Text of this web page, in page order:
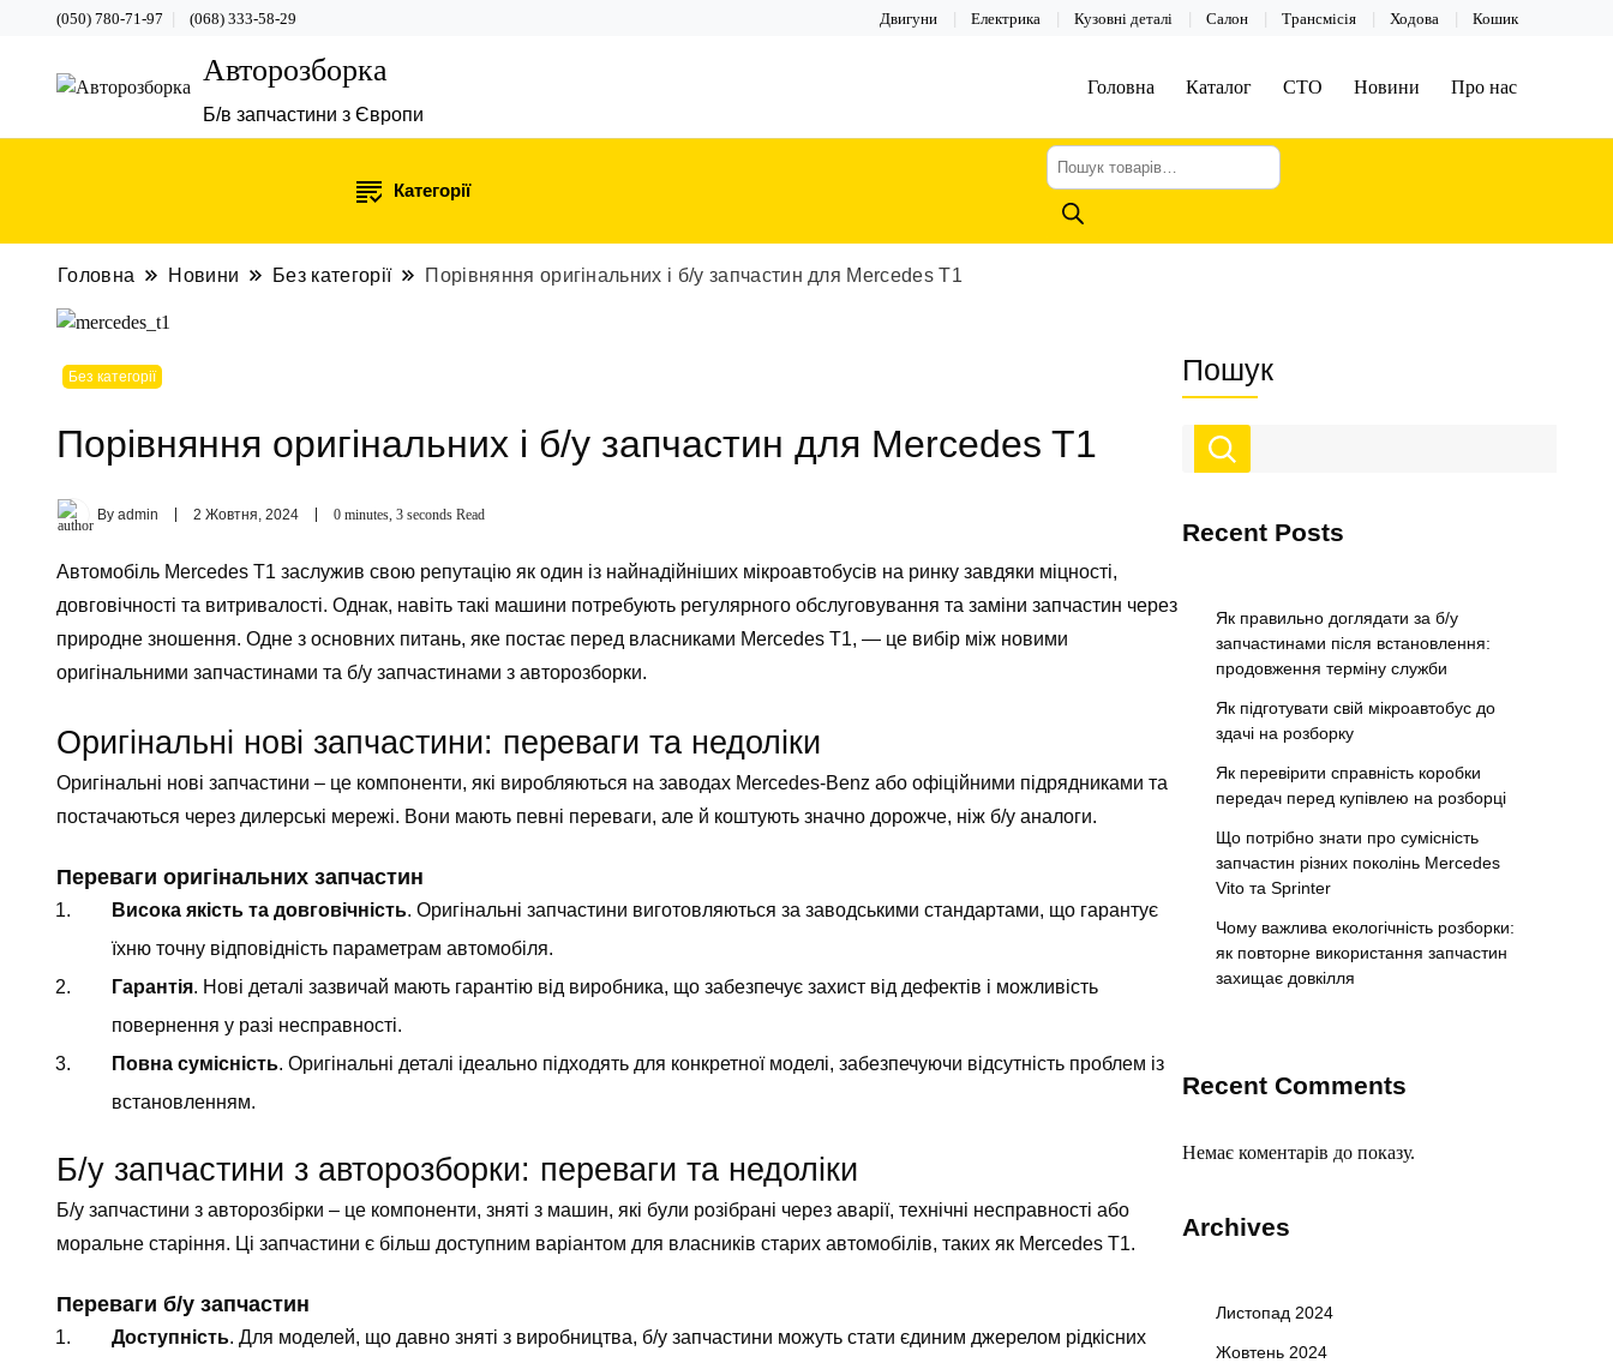
(050) 780-71-97 (068) 333-58-29 Двигуни Електрика Кузовні деталі Салон Трансмісія Ходова Кошик
Авторозборка
Б/в запчастини з Європи
Головна Каталог СТО Новини Про нас
Категорії
Пошук
товарів
Головна Новини Без категорії Порівняння оригінальних і б/у запчастин для Mercedes T1
Без категорії
Порівняння оригінальних і б/у запчастин для Mercedes T1
By admin 2 Жовтня, 2024 0 minutes, 3 seconds Read
Автомобіль Mercedes T1 заслужив свою репутацію як один із найнадійніших мікроавтобусів на ринку завдяки міцності,
довговічності та витривалості. Однак, навіть такі машини потребують регулярного обслуговування та заміни запчастин через
природне зношення. Одне з основних питань, яке постає перед власниками Mercedes T1, — це вибір між новими
оригінальними запчастинами та б/у запчастинами з авторозборки.
Оригінальні нові запчастини: переваги та недоліки
Оригінальні нові запчастини – це компоненти, які виробляються на заводах Mercedes-Benz або офіційними підрядниками та
постачаються через дилерські мережі. Вони мають певні переваги, але й коштують значно дорожче, ніж б/у аналоги.
Переваги оригінальних запчастин
Висока якість та довговічність. Оригінальні запчастини виготовляються за заводськими стандартами, що гарантує
їхню точну відповідність параметрам автомобіля.
Гарантія. Нові деталі зазвичай мають гарантію від виробника, що забезпечує захист від дефектів і можливість
повернення у разі несправності.
Повна сумісність. Оригінальні деталі ідеально підходять для конкретної моделі, забезпечуючи відсутність проблем із
встановленням.
Б/у запчастини з авторозборки: переваги та недоліки
Б/у запчастини з авторозбірки – це компоненти, зняті з машин, які були розібрані через аварії, технічні несправності або
моральне старіння. Ці запчастини є більш доступним варіантом для власників старих автомобілів, таких як Mercedes T1.
Переваги б/у запчастин
Доступність. Для моделей, що давно зняті з виробництва, б/у запчастини можуть стати єдиним джерелом рідкісних
Пошук
Recent Posts
Як правильно доглядати за б/у
запчастинами після встановлення:
продовження терміну служби
Як підготувати свій мікроавтобус до
здачі на розборку
Як перевірити справність коробки
передач перед купівлею на розборці
Що потрібно знати про сумісність
запчастин різних поколінь Mercedes
Vito та Sprinter
Чому важлива екологічність розборки:
як повторне використання запчастин
захищає довкілля
Recent Comments
Немає коментарів до показу.
Archives
Листопад 2024
Жовтень 2024